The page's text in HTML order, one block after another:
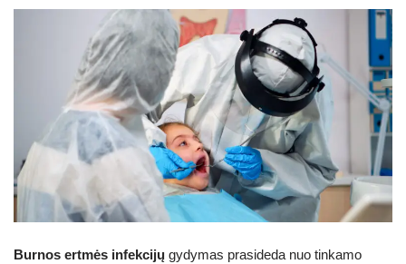
Burnos ertmės infekcijų gydymas prasideda nuo tinkamo